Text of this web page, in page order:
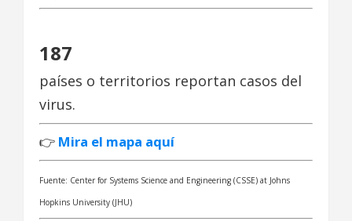
187
países o territorios reportan casos del
virus.
👉 Mira el mapa aquí
Fuente: Center for Systems Science and Engineering (CSSE) at Johns
Hopkins University (JHU)